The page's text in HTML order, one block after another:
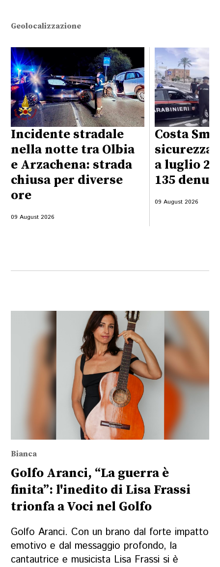
Geolocalizzazione
Incidente stradale
nella notte tra Olbia
e Arzachena: strada
chiusa per diverse
ore
09 August 2026
Costa
sicurezza
a luglio
135
09 August 2026
Bianca
Golfo Aranci, “La guerra è
finita”: l'inedito di Lisa Frassi
trionfa a Voci nel Golfo
Golfo Aranci. Con un brano dal forte impatto
emotivo e dal messaggio profondo, la
cantautrice e musicista Lisa Frassi si è